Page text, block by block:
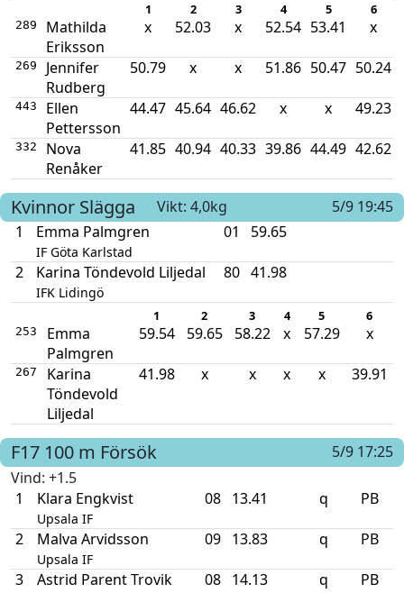
1 2 3 4 5 6
289
Mathilda
Eriksson
x 52.03 x 52.54 53.41 x
269
Jennifer
Rudberg
50.79 x x 51.86 50.47 50.24
443
Ellen
Pettersson
44.47 45.64 46.62 x x 49.23
332
Nova
Renåker
41.85 40.94 40.33 39.86 44.49 42.62
Kvinnor Slägga Vikt: 4,0kg
5/9 19:45
1
Emma Palmgren
IF Göta Karlstad
01 59.65
2 Karina Töndevold Liljedal
IFK Lidingö
80 41.98
1 2 3 4 5 6
253
Emma
Palmgren
59.54 59.65 58.22 x 57.29 x
267
Karina
Töndevold
Liljedal
41.98 x x x x 39.91
F17 100 m Försök
5/9 17:25
Vind: +1.5
1
Klara Engkvist
Upsala IF
08 13.41 q PB
2 Malva Arvidsson
Upsala IF
09 13.83 q PB
3 Astrid Parent Trovik 08 14.13 q PB